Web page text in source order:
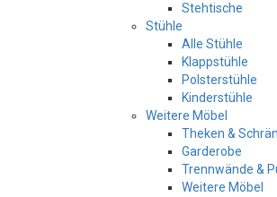
Stehtische
Stühle
Alle Stühle
Klappstühle
Polsterstühle
Kinderstühle
Weitere Möbel
Theken &
Garderobe
Trennwände &
Weitere Möbel